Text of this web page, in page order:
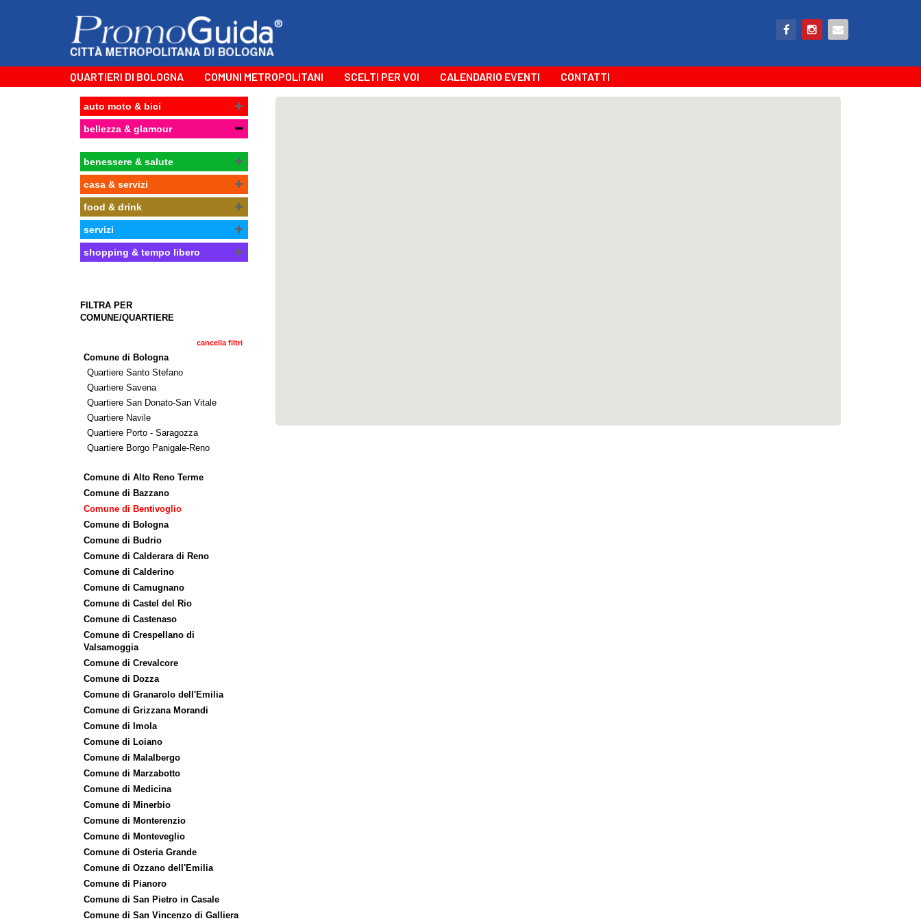
QUARTIERI DI BOLOGNA COMUNI METROPOLITANI SCELTI PER VOI CALENDARIO EVENTI CONTATTI
auto moto & bici
bellezza & glamour
benessere & salute
casa & servizi
food & drink
servizi
shopping & tempo libero
FILTRA PER
COMUNE/QUARTIERE
cancella filtri
Comune di Bologna
Quartiere Santo Stefano
Quartiere Savena
Quartiere San Donato-San Vitale
Quartiere Navile
Quartiere Porto - Saragozza
Quartiere Borgo Panigale-Reno
Comune di Alto Reno Terme
Comune di Bazzano
Comune di Bentivoglio
Comune di Bologna
Comune di Budrio
Comune di Calderara di Reno
Comune di Calderino
Comune di Camugnano
Comune di Castel del Rio
Comune di Castenaso
Comune di Crespellano di
Valsamoggia
Comune di Crevalcore
Comune di Dozza
Comune di Granarolo dell'Emilia
Comune di Grizzana Morandi
Comune di Imola
Comune di Loiano
Comune di Malalbergo
Comune di Marzabotto
Comune di Medicina
Comune di Minerbio
Comune di Monterenzio
Comune di Monteveglio
Comune di Osteria Grande
Comune di Ozzano dell'Emilia
Comune di Pianoro
Comune di San Pietro in Casale
Comune di San Vincenzo di Galliera